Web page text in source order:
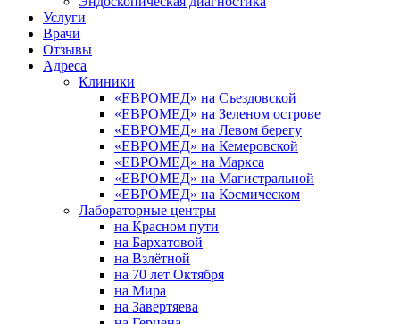
Услуги
Врачи
Отзывы
Адреса
Клиники
«ЕВРОМЕД» на Съездовской
«ЕВРОМЕД» на Зеленом острове
«ЕВРОМЕД» на Левом берегу
«ЕВРОМЕД» на Кемеровской
«ЕВРОМЕД» на Маркса
«ЕВРОМЕД» на Магистральной
«ЕВРОМЕД» на Космическом
Лабораторные центры
на Красном пути
на Бархатовой
на Взлётной
на 70 лет Октября
на Мира
на Завертяева